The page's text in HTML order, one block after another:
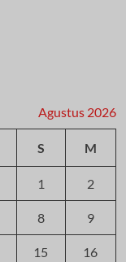
Agustus 2026
S M
1 2
8 9
15 16